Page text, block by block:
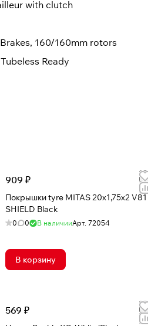
with clutch
160/160mm rotors
Ready
909 ₽
Покрышки tyre MITAS 20x1,75x2 V81
SHIELD Black
0 0 В наличииАрт.72054
В корзину
569 ₽